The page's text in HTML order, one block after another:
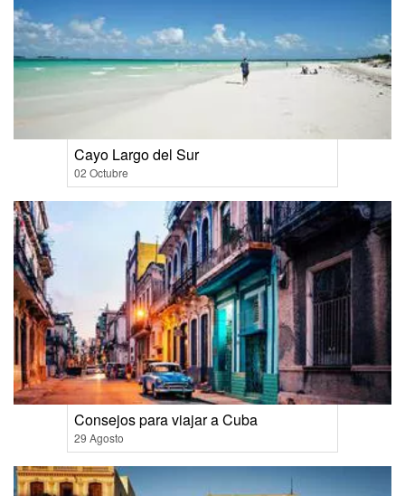
Cayo Largo del Sur
02 Octubre
Consejos para viajar a Cuba
29 Agosto